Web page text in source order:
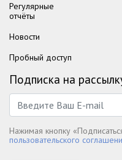
Регулярные
отчёты
Новости
Пробный доступ
Подписка на
Нажимая кнопку
пользовательского